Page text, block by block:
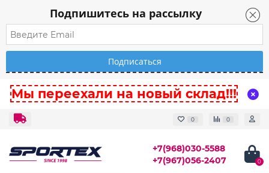
Подпишитесь на рассылку
Мы переехали на новый склад!!!
0 0
+7(968)030-5588
+7(967)056-2407
0